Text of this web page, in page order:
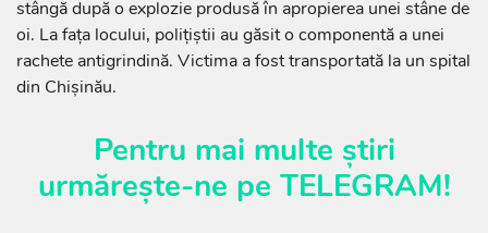
stângă după o explozie produsă în apropierea unei stâne de
oi. La fața locului, polițiștii au găsit o componentă a unei
rachete antigrindină. Victima a fost transportată la un spital
din Chișinău.
Pentru mai multe știri
urmărește-ne pe TELEGRAM!